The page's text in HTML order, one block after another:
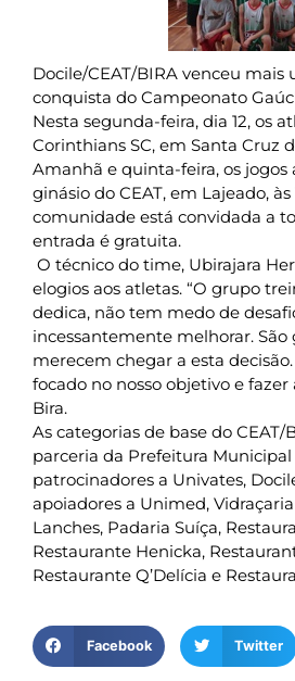
Docile/CEAT/BIRA venceu mais
conquista do Campeonato
Nesta segunda-feira, dia 12, os
Corinthians SC, em Santa Cruz
Amanhã e quinta-feira, os jogos
ginásio do CEAT, em Lajeado, às
comunidade está convidada a
entrada é gratuita.
O técnico do time, Ubirajara
elogios aos atletas. “O grupo
dedica, não tem medo de
incessantemente melhorar. São
merecem chegar a esta
focado no nosso objetivo e fazer
Bira.
As categorias de base do
parceria da Prefeitura Municipal
patrocinadores a Univates,
apoiadores a Unimed,
Lanches, Padaria Suíça,
Restaurante Henicka,
Restaurante Q’Delícia e
Facebook Twitter